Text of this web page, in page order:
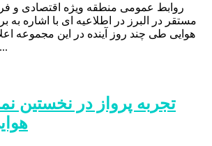
روابط عمومی منطقه ویژه اقتصادی و
مستقر در البرز در اطلاعیه ای با اشاره به
هوایی طی چند روز آینده در این مجموعه
نمایشگاه هواپیماهای ...
تجربه پرواز در نخستین